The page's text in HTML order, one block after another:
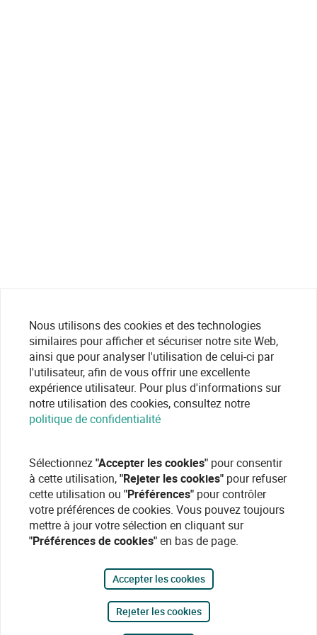
Nous utilisons des cookies et des technologies
similaires pour afficher et sécuriser notre site Web,
ainsi que pour analyser l'utilisation de celui-ci par
l'utilisateur, afin de vous offrir une excellente
expérience utilisateur. Pour plus d'informations sur
notre utilisation des cookies, consultez notre
politique de confidentialité
Sélectionnez"Accepter les cookies" pour consentir
à cette utilisation,"Rejeter les cookies" pour refuser
cette utilisation ou "Préférences" pour contrôler
votre préférences de cookies. Vous pouvez toujours
mettre à jour votre sélection en cliquant sur
"Préférences de cookies"en bas de page.
Accepter les cookies
Rejeter les cookies